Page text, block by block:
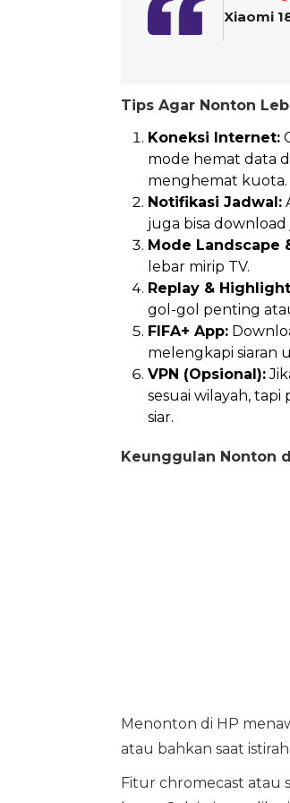
Xiaomi
Tips Agar Nonton
Koneksi Internet:
mode hemat data
menghemat kuota.
Notifikasi Jadwal:
juga bisa
Mode Landscape
lebar mirip TV.
Replay &
gol-gol penting
FIFA+ App:
melengkapi siaran
VPN (Opsional):
sesuai wilayah,
siar.
Keunggulan Nonton
Menonton di HP
atau bahkan saat
Fitur chromecast atau